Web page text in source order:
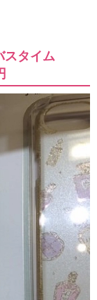
スタイム